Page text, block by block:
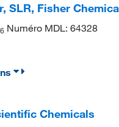
SLR, Fisher
6 Numéro MDL: 64328
Chemicals